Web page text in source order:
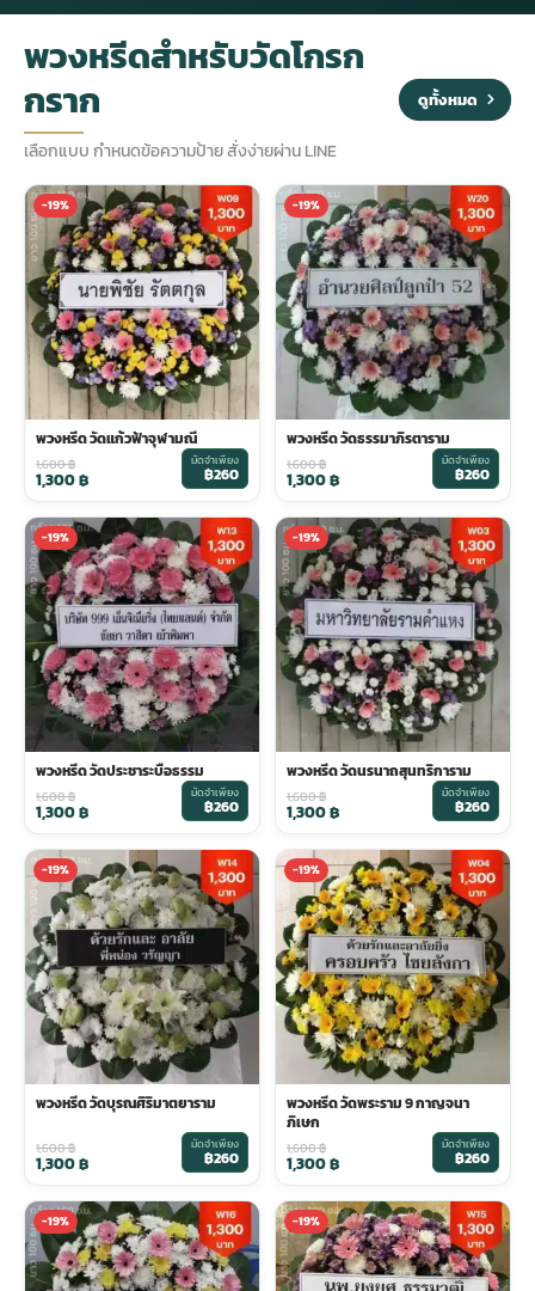
ดอกไม้งานศพ ส่งด่วน
ดอกไม้งานศพ กรุงเทพ
ดอกไม้งานศพ ปากคลองตลาด
ร้านดอกไม้งานศพ ใกล้ฉัน
ดอกไม้งานศพ ราคาถูก
จัดดอกไม้งานศพ ราคา
ดอกไม้งานศพ ส่งฟรี
ดอกไม้งานศพ ออนไลน์
พวงดอกไม้งานศพ
tpdecorate ปูพื้น
พวงหรีดดอกไม้สด
พวงหรีดดอกไม้สด ราคาถูก
สั่งพวงหรีด ออนไลน์
ส่งพวงหรีด ด่วน กรุงเทพ
ร้านพวงหรีด กรุงเทพ ส่งฟรี
พวงหรีด ปากคลองตลาด ราคา
พวงหรีด ส่งด่วน วันนี้
ม้หน้าเมรุ
ระดับเมรุ
มรุ ออนไลน์
มรุ ส่งด่วน
น้าเมรุ กรุงเทพ
พวงหรีดสำหรับวัดโกรก
กราก
เลือกแบบ กำหนดข้อความป้าย สั่งง่ายผ่าน LINE
ดูทั้งหมด
-19%
พวงหรีด วัดแก้วฟ้าจุฬามณี
1,600฿
1,300฿
มัดจำเพียง
฿260
-19%
พวงหรีด วัดธรรมาภิรตาราม
1,600฿
1,300฿
มัดจำเพียง
฿260
-19%
พวงหรีด วัดประชาระบือธรรม
1,600฿
1,300฿
มัดจำเพียง
฿260
-19%
พวงหรีด วัดนรนาถสุนทริการาม
1,600฿
1,300฿
มัดจำเพียง
฿260
-19%
พวงหรีด วัดบุรณศิริมาตยาราม
1,600฿
1,300฿
มัดจำเพียง
฿260
-19%
พวงหรีด วัดพระราม 9 กาญจนา
ภิเษก
1,600฿
1,300฿
มัดจำเพียง
฿260
-19% -19%